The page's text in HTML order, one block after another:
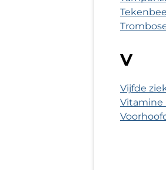
V
Vijfde
Vitamine